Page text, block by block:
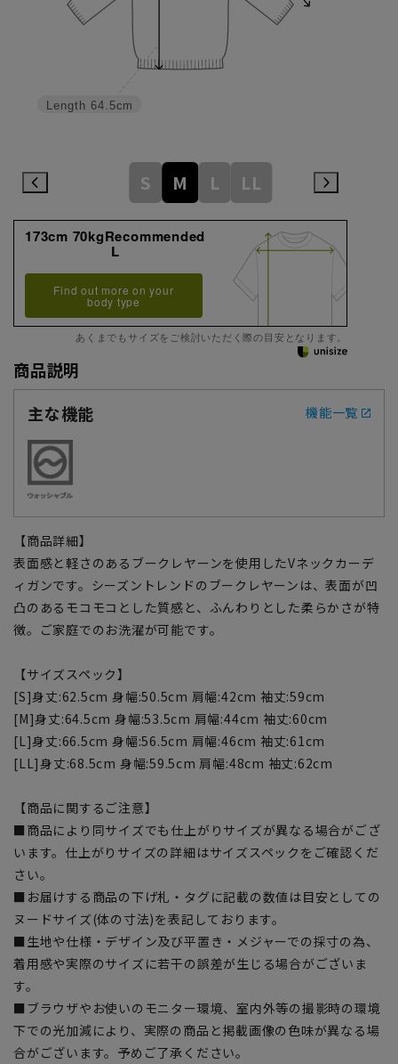
Length 64.5cm
S M L LL
173cm 70kgRecommended
L
Find out more on your
body type
あくまでもサイズをご検討いただく際の目安となります。
商品説明
主な機能
機能一覧
【商品詳細】
表面感と軽さのあるブークレヤーンを使用したVネックカーデ
ィガンです。シーズントレンドのブークレヤーンは、表面が凹
凸のあるモコモコとした質感と、ふんわりとした柔らかさが特
徴。ご家庭でのお洗濯が可能です。
【サイズスペック】
[S]身丈:62.5cm 身幅:50.5cm 肩幅:42cm 袖丈:59cm
[M]身丈:64.5cm 身幅:53.5cm 肩幅:44cm 袖丈:60cm
[L]身丈:66.5cm 身幅:56.5cm 肩幅:46cm 袖丈:61cm
[LL]身丈:68.5cm 身幅:59.5cm 肩幅:48cm 袖丈:62cm
【商品に関するご注意】
■商品により同サイズでも仕上がりサイズが異なる場合がござ
います。仕上がりサイズの詳細はサイズスペックをご確認くだ
さい。
■お届けする商品の下げ札・タグに記載の数値は目安としての
ヌードサイズ(体の寸法)を表記しております。
■生地や仕様・デザイン及び平置き・メジャーでの採寸の為、
着用感や実際のサイズに若干の誤差が生じる場合がございま
す。
■ブラウザやお使いのモニター環境、室内外等の撮影時の環境
下での光加減により、実際の商品と掲載画像の色味が異なる場
合がございます。予めご了承ください。